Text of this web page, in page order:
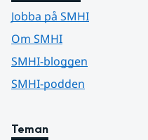
Jobba på SMHI
Om SMHI
SMHI-bloggen
SMHI-podden
Teman